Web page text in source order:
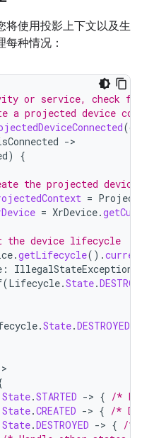
将使用投影上下文以及生
种情况：
or service, check
a projected device
(
-
)
{
the projected device
=
= XrDevice.
the device lifecycle
.getLifecycle().
: IllegalStateException
(Lifecycle.State.
.State.DESTROYED
State.STARTED -> { /*
State.CREATED -> { /*
State.DESTROYED -> { /*